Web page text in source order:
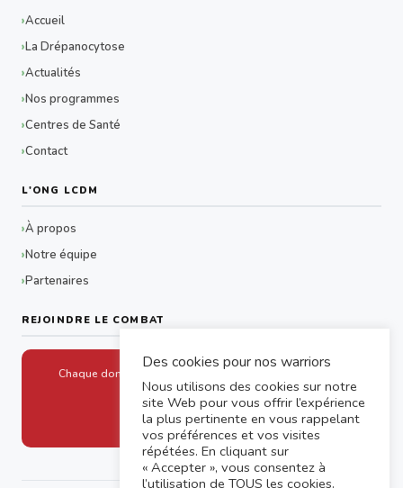
Accueil
La Drépanocytose
Actualités
Nos programmes
Centres de Santé
Contact
L'ONG LCDM
À propos
Notre équipe
Partenaires
REJOINDRE LE COMBAT
Chaque don aide un drépanocytaire à accéder aux soins
Faire un don
Des cookies pour nos warriors
Nous utilisons des cookies sur notre
site Web pour vous offrir l’expérience
la plus pertinente en vous rappelant
vos préférences et vos visites
répétées. En cliquant sur
« Accepter », vous consentez à
l’utilisation de TOUS les cookies.